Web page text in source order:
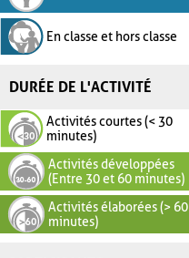
En classe et hors classe
DURÉE DE L'ACTIVITÉ
Activités courtes (< 30
minutes)
Activités développées
(Entre 30 et 60 minutes)
Activités élaborées (> 60
minutes)